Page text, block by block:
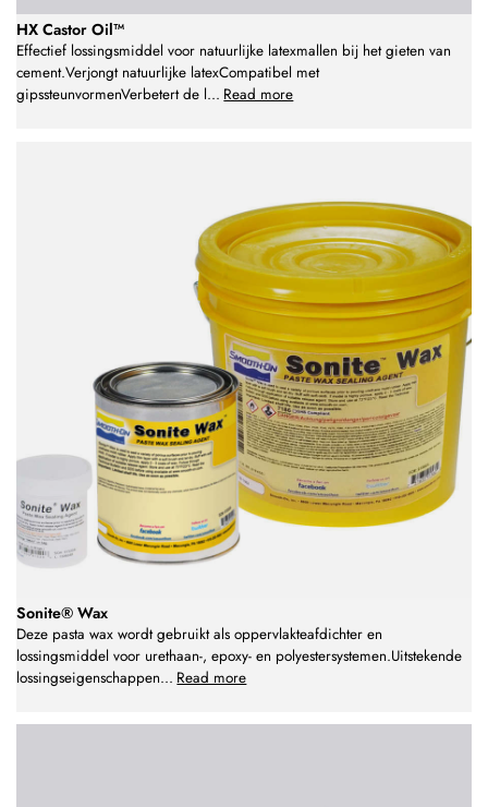
HX Castor Oil™
Effectief lossingsmiddel voor natuurlijke latexmallen bij het gieten van
cement.Verjongt natuurlijke latexCompatibel met
gipssteunvormenVerbetert de l... Read more
Sonite® Wax
Deze pasta wax wordt gebruikt als oppervlakteafdichter en
lossingsmiddel voor urethaan-, epoxy- en polyestersystemen.Uitstekende
lossingseigenschappen... Read more